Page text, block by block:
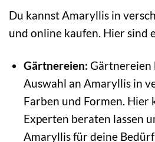
Du kannst Amaryllis in
und online kaufen. Hier sind
Gärtnereien: Gärtnereien
Auswahl an Amaryllis in
Farben und Formen. Hier
Experten beraten lassen
Amaryllis für deine